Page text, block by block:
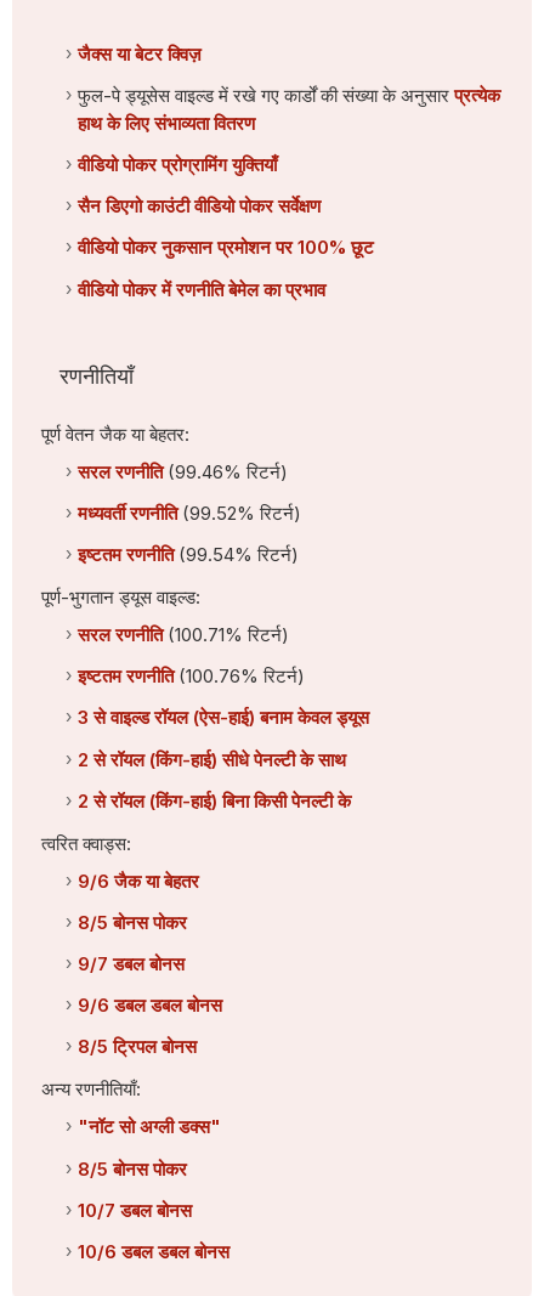
जैक्स या बेटर क्विज़
फुल-पे ड्यूसेस वाइल्ड में रखे गए कार्डों की संख्या के अनुसारप्रत्येक
हाथ के लिए संभाव्यता वितरण
वीडियो पोकर प्रोग्रामिंग युक्तियाँ
सैन डिएगो काउंटी वीडियो पोकर सर्वेक्षण
वीडियो पोकर नुकसान प्रमोशन पर 100% छूट
वीडियो पोकर में रणनीति बेमेल का प्रभाव
रणनीतियाँ
पूर्ण वेतन जैक या बेहतर:
सरल रणनीति(99.46% रिटर्न)
मध्यवर्ती रणनीति(99.52% रिटर्न)
इष्टतम रणनीति(99.54% रिटर्न)
पूर्ण-भुगतान ड्यूस वाइल्ड:
सरल रणनीति(100.71% रिटर्न)
इष्टतम रणनीति(100.76% रिटर्न)
3 से वाइल्ड रॉयल (ऐस-हाई) बनाम केवल ड्यूस
2 से रॉयल (किंग-हाई) सीधे पेनल्टी के साथ
2 से रॉयल (किंग-हाई) बिना किसी पेनल्टी के
त्वरित क्वाड्स:
9/6 जैक या बेहतर
8/5 बोनस पोकर
9/7 डबल बोनस
9/6 डबल डबल बोनस
8/5 ट्रिपल बोनस
अन्य रणनीतियाँ:
"नॉट सो अग्ली डक्स"
8/5 बोनस पोकर
10/7 डबल बोनस
10/6 डबल डबल बोनस